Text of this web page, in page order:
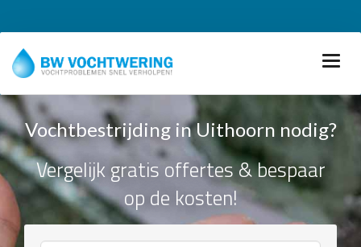
Vochtbestrijding in Uithoorn nodig?
Vergelijk gratis offertes & bespaar
op de kosten!